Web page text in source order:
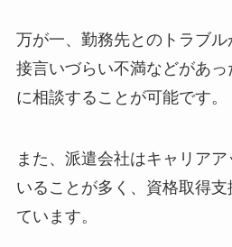
万が一、勤務先とのトラブ
接言いづらい不満などがあ
に相談することが可能です。
また、派遣会社はキャリア
いることが多く、資格取得
ています。